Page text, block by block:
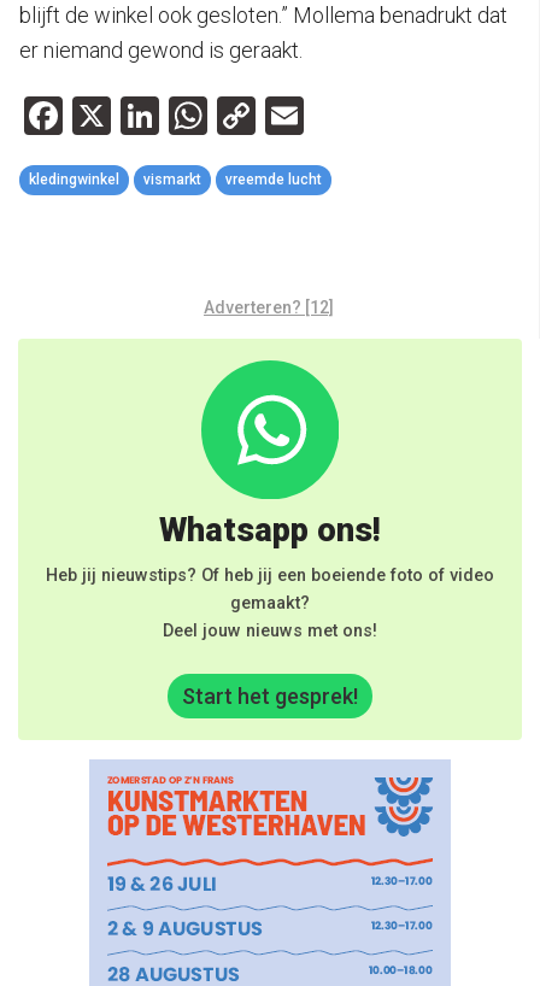
blijft de winkel ook gesloten.” Mollema benadrukt dat
er niemand gewond is geraakt.
Facebook
X LinkedIn
WhatsApp
Copy
Link
kledingwinkel vismarkt vreemde lucht
Adverteren? [12]
Whatsapp ons!
Heb jij nieuwstips? Of heb jij een boeiende foto of video
gemaakt?
Deel jouw nieuws met ons!
Start het gesprek!